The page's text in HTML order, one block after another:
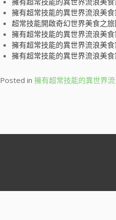
擁有超常技能的異世界流浪美
超常技能開啟奇幻世界美食之
擁有超常技能的異世界流浪美
擁有超常技能的異世界流浪美
擁有超常技能的異世界流浪美
Posted in 擁有超常技能的異世界